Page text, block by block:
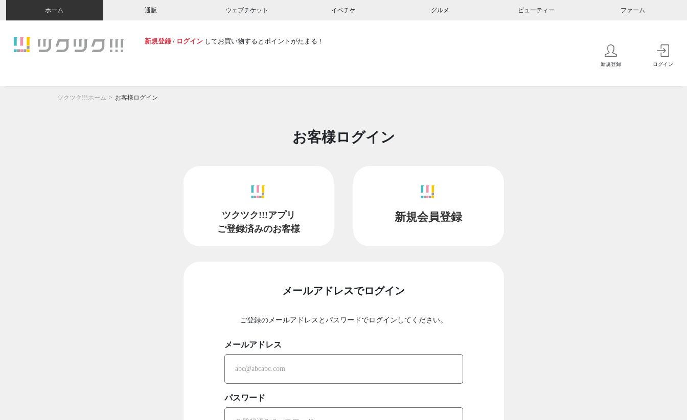
ホーム 通販 ウェブチケット イベチケ グルメ ビューティー ファーム
新規登録 / ログイン してお買い物するとポイントがたまる！
新規登録 ログイン
ツクツク!!!ホーム お客様ログイン
お客様ログイン
ツクツク!!!アプリ
ご登録済みのお客様
新規会員登録
メールアドレスでログイン
ご登録のメールアドレスとパスワードでログインしてください。
メールアドレス
パスワード